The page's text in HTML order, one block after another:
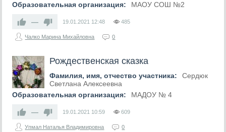
Образовательная организация:
МАОУ СОШ №2
— 19.01.2021 12:48 485
Чалко Марина Михайловна 0
Рождественская сказка
Фамилия, имя, отчество участника:
Сердюк
Светлана Алексеевна
Образовательная организация:
МАДОУ № 4
— 19.01.2021 10:59 609
Упмал Наталья Владимировна 0